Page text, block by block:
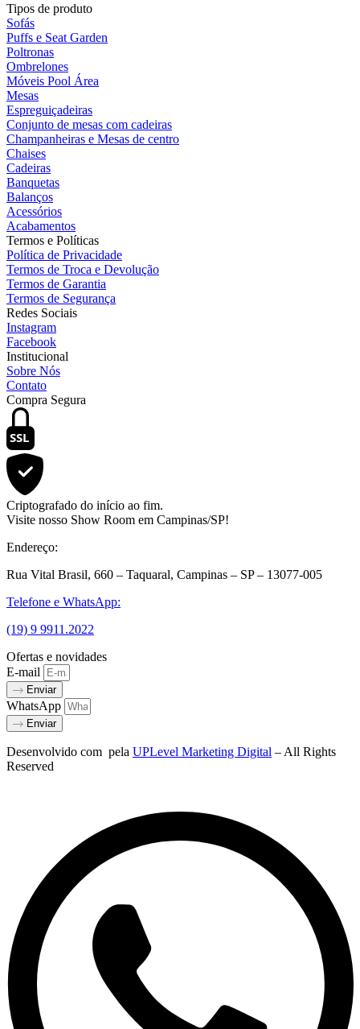
Tipos de produto
Sofás
Puffs e Seat Garden
Poltronas
Ombrelones
Móveis Pool Área
Mesas
Espreguiçadeiras
Conjunto de mesas com cadeiras
Champanheiras e Mesas de centro
Chaises
Cadeiras
Banquetas
Balanços
Acessórios
Acabamentos
Termos e Políticas
Política de Privacidade
Termos de Troca e Devolução
Termos de Garantia
Termos de Segurança
Redes Sociais
Instagram
Facebook
Institucional
Sobre Nós
Contato
Compra Segura
SSL
Criptografado do início ao fim.
Visite nosso Show Room em Campinas/SP!
Endereço:
Rua Vital Brasil, 660 – Taquaral, Campinas – SP – 13077-005
Telefone e WhatsApp:
(19) 9 9911.2022
Ofertas e novidades
E-mail
Enviar
WhatsApp
Enviar
Desenvolvido com pela UPLevel Marketing Digital – All Rights
Reserved